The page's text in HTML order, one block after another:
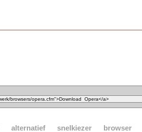
alternatief snelkiezer browser